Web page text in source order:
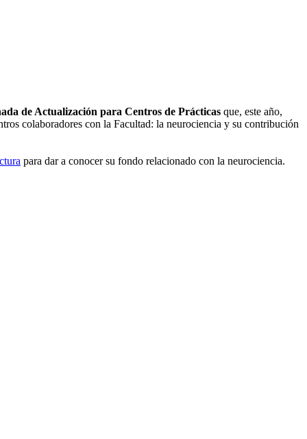
de Actualización para Centros de Prácticas que, este año,
colaboradores con la Facultad: la neurociencia y su contribución
para dar a conocer su fondo relacionado con la neurociencia.